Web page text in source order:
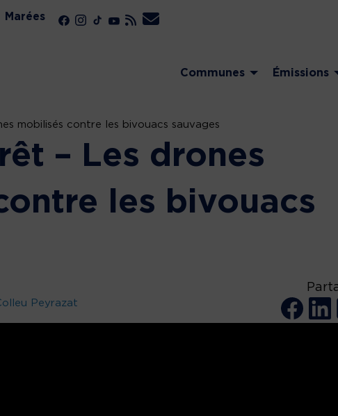
Marées
Communes Émissions
mobilisés contre les bivouacs sauvages
– Les drones
les bivouacs
Peyrazat